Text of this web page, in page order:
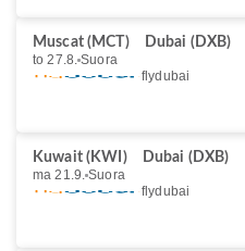
Muscat (MCT)
Dubai (DXB)
to 27.8. Suora
flydubai
Kuwait (KWI)
Dubai (DXB)
ma 21.9. Suora
flydubai